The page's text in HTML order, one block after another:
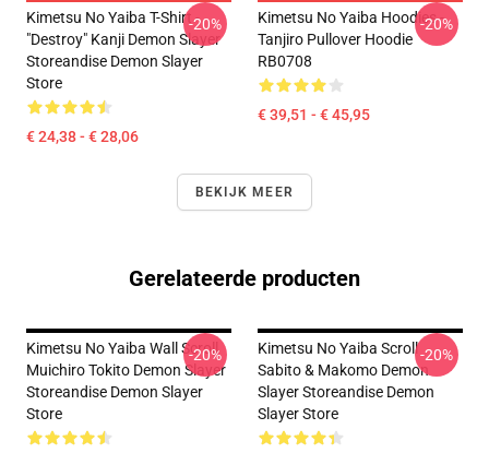
Kimetsu No Yaiba T-Shirt -
"Destroy" Kanji Demon Slayer
Storeandise Demon Slayer
Store
€ 24,38 - € 28,06
-20%
Kimetsu No Yaiba Hoodies -
Tanjiro Pullover Hoodie
RB0708
€ 39,51 - € 45,95
-20%
BEKIJK MEER
Gerelateerde producten
Kimetsu No Yaiba Wall Scroll
Muichiro Tokito Demon Slayer
Storeandise Demon Slayer
Store
-20%
Kimetsu No Yaiba Scroll
Sabito & Makomo Demon
Slayer Storeandise Demon
Slayer Store
-20%